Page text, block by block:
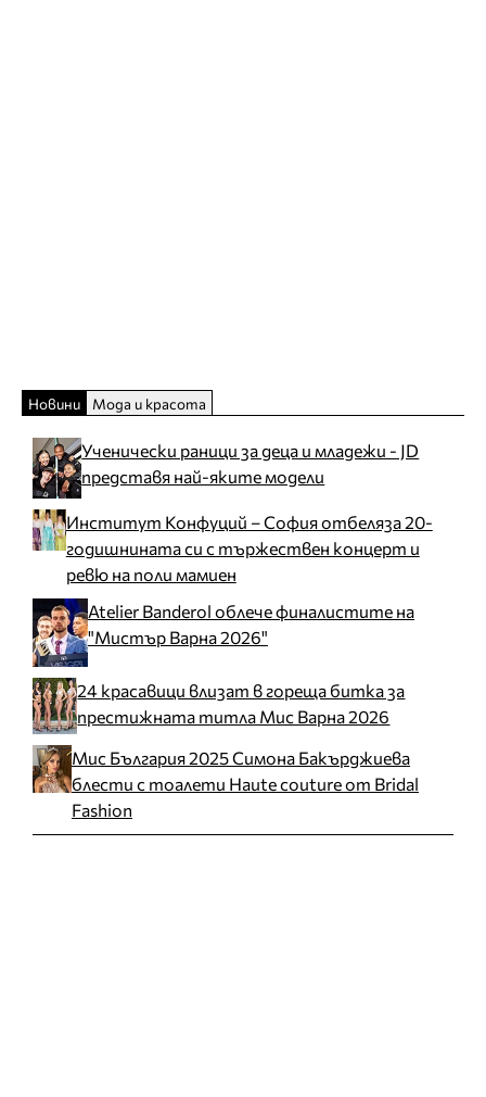
Новини Мода и красота
Ученически раници за деца и младежи - JD
представя най-яките модели
Институт Конфуций – София отбеляза 20-
годишнината си с тържествен концерт и
ревю на поли мамиен
Atelier Banderol облече финалистите на
"Мистър Варна 2026"
24 красавици влизат в гореща битка за
престижната титла Мис Варна 2026
Мис България 2025 Симона Бакърджиева
блести с тоалети Haute couture от Bridal
Fashion